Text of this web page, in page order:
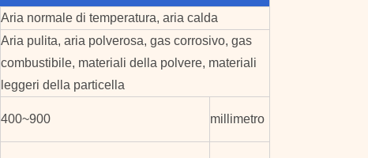
Aria normale di temperatura, aria calda
Aria pulita, aria polverosa, gas corrosivo, gas
combustibile, materiali della polvere, materiali
leggeri della particella
400~900 millimetro